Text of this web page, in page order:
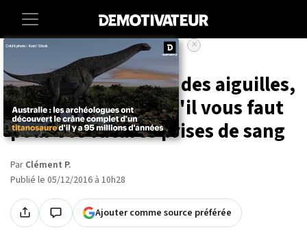
Sciences High-tech Sante
Pour les phobiques des aiguilles,
voici l'invention qu'il vous faut
pour vos futures prises de sang
Par Clément P.
Publié le 05/12/2016 à 10h28
Ajouter comme source préférée
×